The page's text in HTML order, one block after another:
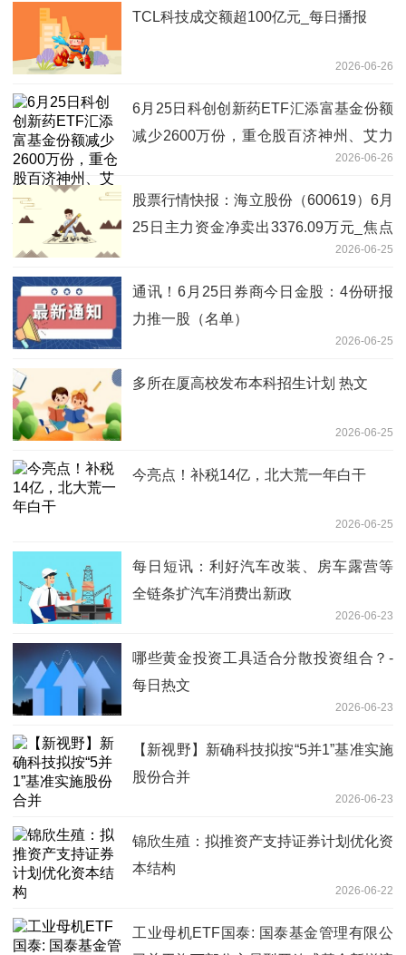
TCL科技成交额超100亿元_每日播报
2026-06-26
6月25日科创创新药ETF汇添富基金份额
减少2600万份，重仓股百济神州、艾力
2026-06-26
股票行情快报：海立股份（600619）6月
25日主力资金净卖出3376.09万元_焦点
2026-06-25
通讯！6月25日券商今日金股：4份研报
力推一股（名单）
2026-06-25
多所在厦高校发布本科招生计划 热文
2026-06-25
今亮点！补税14亿，北大荒一年白干
2026-06-25
每日短讯：利好汽车改装、房车露营等
全链条扩汽车消费出新政
2026-06-23
哪些黄金投资工具适合分散投资组合？-
每日热文
2026-06-23
【新视野】新确科技拟按“5并1”基准实施
股份合并
2026-06-23
锦欣生殖：拟推资产支持证券计划优化资
本结构
2026-06-22
工业母机ETF国泰: 国泰基金管理有限公